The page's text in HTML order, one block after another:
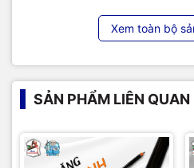
Xem toàn bộ
SẢN PHẨM LIÊN QUAN